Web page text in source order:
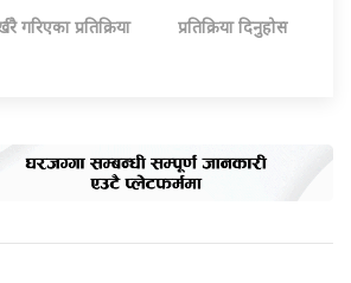
गरिएका प्रतिक्रिया प्रतिक्रिया दिनुहोस